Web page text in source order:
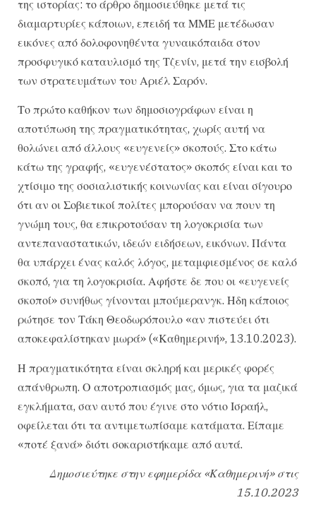
της ιστορίας: το άρθρο δημοσιεύθηκε μετά τις
διαμαρτυρίες κάποιων, επειδή τα ΜΜΕ μετέδωσαν
εικόνες από δολοφονηθέντα γυναικόπαιδα στον
προσφυγικό καταυλισμό της Τζενίν, μετά την εισβολή
των στρατευμάτων του Αριέλ Σαρόν.
Το πρώτο καθήκον των δημοσιογράφων είναι η
αποτύπωση της πραγματικότητας, χωρίς αυτή να
θολώνει από άλλους «ευγενείς» σκοπούς. Στο κάτω
κάτω της γραφής, «ευγενέστατος» σκοπός είναι και το
χτίσιμο της σοσιαλιστικής κοινωνίας και είναι σίγουρο
ότι αν οι Σοβιετικοί πολίτες μπορούσαν να πουν τη
γνώμη τους, θα επικροτούσαν τη λογοκρισία των
αντεπαναστατικών, ιδεών ειδήσεων, εικόνων. Πάντα
θα υπάρχει ένας καλός λόγος, μεταμφιεσμένος σε καλό
σκοπό, για τη λογοκρισία. Αφήστε δε που οι «ευγενείς
σκοποί» συνήθως γίνονται μπούμερανγκ. Ηδη κάποιος
ρώτησε τον Τάκη Θεοδωρόπουλο «αν πιστεύει ότι
αποκεφαλίστηκαν μωρά» («Καθημερινή», 13.10.2023).
Η πραγματικότητα είναι σκληρή και μερικές φορές
απάνθρωπη. Ο αποτροπιασμός μας, όμως, για τα μαζικά
εγκλήματα, σαν αυτό που έγινε στο νότιο Ισραήλ,
οφείλεται ότι τα αντιμετωπίσαμε κατάματα. Είπαμε
«ποτέ ξανά» διότι σοκαριστήκαμε από αυτά.
Δημοσιεύτηκε στην εφημερίδα «Καθημερινή» στις
15.10.2023